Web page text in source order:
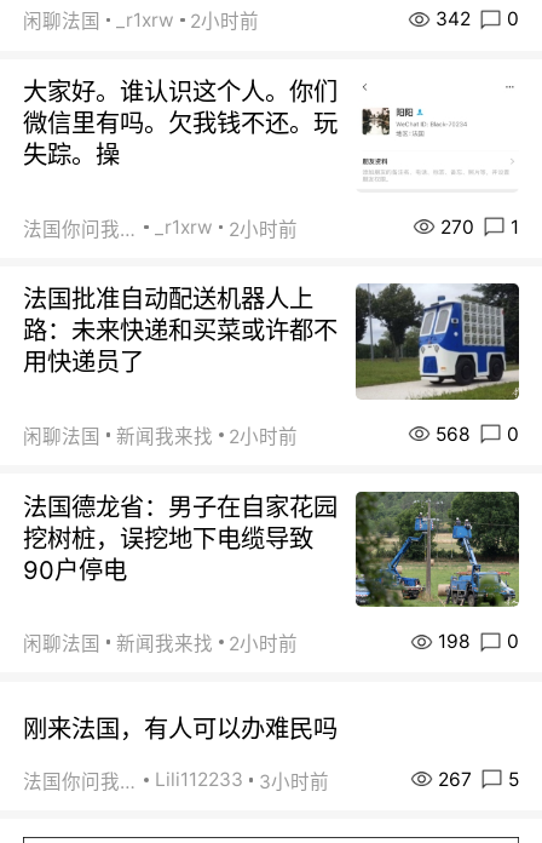
闲聊法国 _r1xrw 2小时前 342 0
大家好。谁认识这个人。你们
微信里有吗。欠我钱不还。玩
失踪。操
法国你问我答 _r1xrw 2小时前 270 1
法国批准自动配送机器人上
路：未来快递和买菜或许都不
用快递员了
闲聊法国 新闻我来找 2小时前 568 0
法国德龙省：男子在自家花园
挖树桩，误挖地下电缆导致
90户停电
闲聊法国 新闻我来找 2小时前 198 0
刚来法国，有人可以办难民吗
法国你问我答 Lili112233 3小时前 267 5